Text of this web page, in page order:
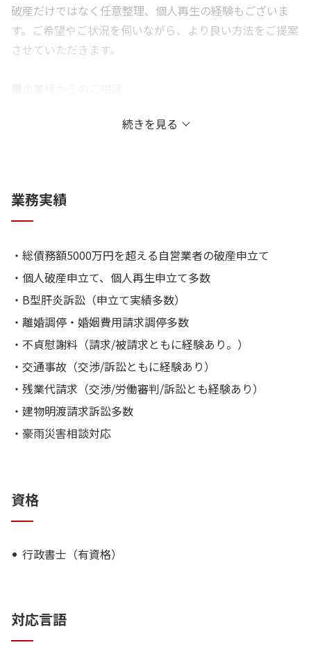
破産だけではなく任意整理、個人再生の経験もございま
す。ご希望やご状況を伺いながら、より良い方法をご提案
させていただきます。
続きを見る
業務実績
・総債務額5000万円を超える自営業者の破産申立て
・個人破産申立て、個人再生申立て多数
・B型肝炎訴訟（申立て実績多数）
・離婚調停・婚姻費用請求調停多数
・不貞慰謝料（請求/被請求ともに経験あり。）
・交通事故（交渉/訴訟ともに経験あり）
・残業代請求（交渉/労働審判/訴訟とも経験あり）
・建物明渡請求訴訟多数
・豪雨災害相談対応
資格
行政書士（有資格）
対応言語